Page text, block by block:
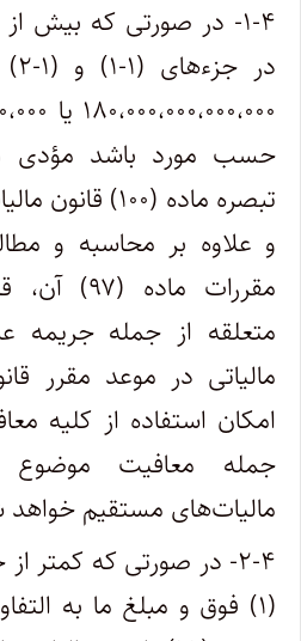
۱-۴- در صورتی که بیش
حسب مورد باشد مؤدی
تبصره ماده
و علاوه بر محاسبه و
مقررات
متعلقه از جمله جریمه
مالیاتی در موعد مقرر
امکان استفاده از کلیه
مالیات‌های مستقیم
۲-۴- در صورتی که کمتر
(۱) فوق و مبلغ ما به